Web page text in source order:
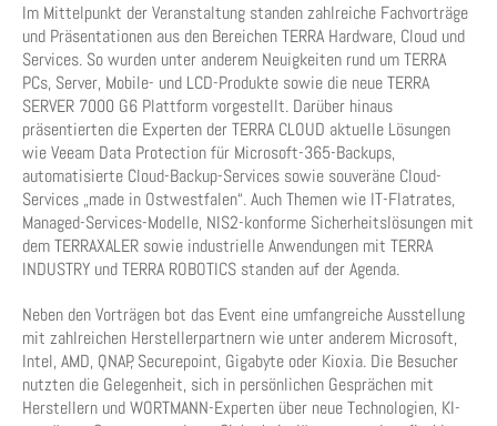
Im Mittelpunkt der Veranstaltung standen zahlreiche Fachvorträge
und Präsentationen aus den Bereichen TERRA Hardware, Cloud und
Services. So wurden unter anderem Neuigkeiten rund um TERRA
PCs, Server, Mobile- und LCD-Produkte sowie die neue TERRA
SERVER 7000 G6 Plattform vorgestellt. Darüber hinaus
präsentierten die Experten der TERRA CLOUD aktuelle Lösungen
wie Veeam Data Protection für Microsoft-365-Backups,
automatisierte Cloud-Backup-Services sowie souveräne Cloud-
Services „made in Ostwestfalen“. Auch Themen wie IT-Flatrates,
Managed-Services-Modelle, NIS2-konforme Sicherheitslösungen mit
dem TERRAXALER sowie industrielle Anwendungen mit TERRA
INDUSTRY und TERRA ROBOTICS standen auf der Agenda.
Neben den Vorträgen bot das Event eine umfangreiche Ausstellung
mit zahlreichen Herstellerpartnern wie unter anderem Microsoft,
Intel, AMD, QNAP, Securepoint, Gigabyte oder Kioxia. Die Besucher
nutzten die Gelegenheit, sich in persönlichen Gesprächen mit
Herstellern und WORTMANN-Experten über neue Technologien, KI-